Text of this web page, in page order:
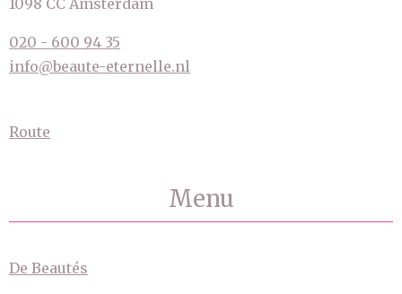
1098 CC Amsterdam
020 - 600 94 35
info@beaute-eternelle.nl
Route
Menu
De Beautés